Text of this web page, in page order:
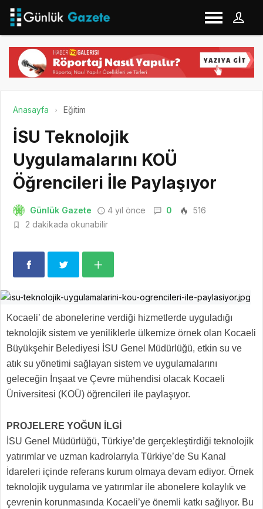
Anasayfa Eğitim
İSU Teknolojik
Uygulamalarını KOÜ
Öğrencileri İle Paylaşıyor
Günlük Gazete 4 yıl önce 0
516
2 dakikada okunabilir
Kocaeli’ de abonelerine verdiği hizmetlerde uyguladığı
teknolojik sistem ve yeniliklerle ülkemize örnek olan Kocaeli
Büyükşehir Belediyesi İSU Genel Müdürlüğü, etkin su ve
atık su yönetimi sağlayan sistem ve uygulamalarını
geleceğin İnşaat ve Çevre mühendisi olacak Kocaeli
Üniversitesi (KOÜ) öğrencileri ile paylaşıyor.
PROJELERE YOĞUN İLGİ
İSU Genel Müdürlüğü, Türkiye’de gerçekleştirdiği teknolojik
yatırımlar ve uzman kadrolarıyla Türkiye’de Su Kanal
İdareleri içinde referans kurum olmaya devam ediyor. Örnek
teknolojik uygulama ve yatırımlar ile abonelere kolaylık ve
çevrenin korunmasında Kocaeli’ye önemli katkı sağlıyor. Bu